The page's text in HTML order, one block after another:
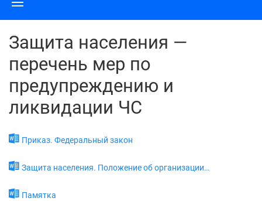
Защита населения —
перечень мер по
предупреждению и
ликвидации ЧС
Приказ. Федеральный закон
Защита населения. Положение об организации…
Памятка